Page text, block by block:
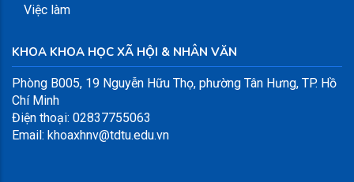
Việc làm
KHOA KHOA HỌC XÃ HỘI & NHÂN VĂN
Phòng B005, 19 Nguyễn Hữu Thọ, phường Tân Hưng, TP. Hồ
Chí Minh
Điện thoại: 02837755063
Email: khoaxhnv@tdtu.edu.vn